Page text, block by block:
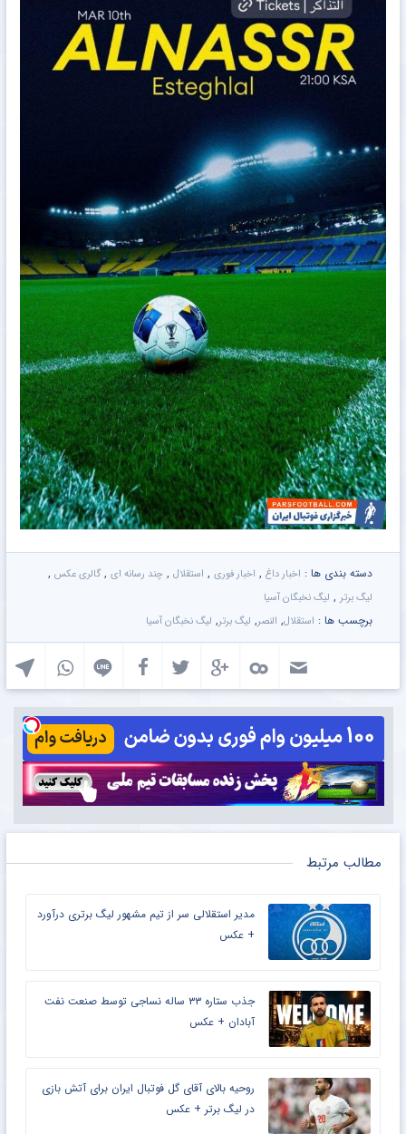
دسته بندی ها : اخبار داغ , اخبار فوری , استقلال , چند رسانه ای , گالری عکس ,
لیگ برتر , لیگ نخبگان آسیا
برچسب ها : استقلال, النصر, لیگ برتر, لیگ نخبگان آسیا
مطالب مرتبط
مدیر استقلالی سر از تیم مشهور لیگ برتری درآورد
+ عکس
جذب ستاره ۳۳ ساله نساجی توسط صنعت نفت
آبادان + عکس
روحیه بالای آقای گل فوتبال ایران برای آتش بازی
در لیگ برتر + عکس